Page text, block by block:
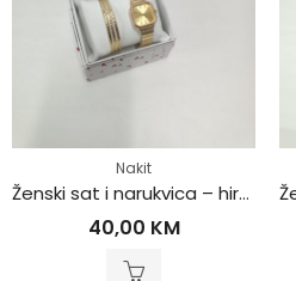
Nakit
Ženski sat i narukvica – hirurški čelik
40,00 KM